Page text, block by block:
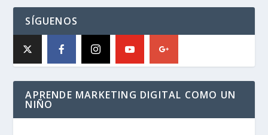
SÍGUENOS
APRENDE MARKETING DIGITAL COMO UN
NIÑO